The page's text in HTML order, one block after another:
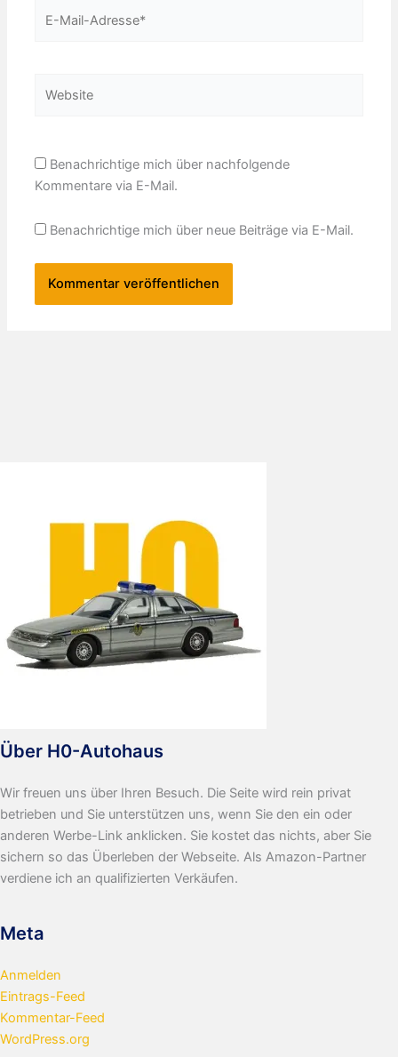
Benachrichtige mich über nachfolgende
Kommentare via E-Mail.
Benachrichtige mich über neue Beiträge via E-Mail.
Über H0-Autohaus
Wir freuen uns über Ihren Besuch. Die Seite wird rein privat
betrieben und Sie unterstützen uns, wenn Sie den ein oder
anderen Werbe-Link anklicken. Sie kostet das nichts, aber Sie
sichern so das Überleben der Webseite. Als Amazon-Partner
verdiene ich an qualifizierten Verkäufen.
Meta
Anmelden
Eintrags-Feed
Kommentar-Feed
WordPress.org